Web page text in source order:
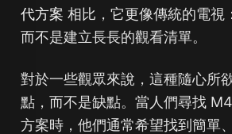
代方案 相比，它更像傳統的電視
而不是建立長長的觀看清單。
對於一些觀眾來說，這種隨心所
點，而不是缺點。當人們尋找
方案時，他們通常希望找到簡單